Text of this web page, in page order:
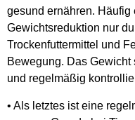
gesund ernähren. Häufig
Gewichtsreduktion nur
Trockenfuttermittel und
Bewegung. Das
und regelmäßig
• Als letztes ist eine